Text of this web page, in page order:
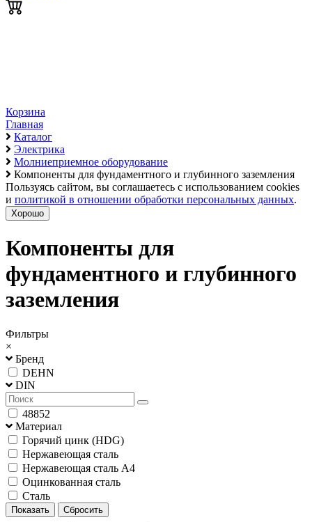
Корзина
Главная
Каталог
Электрика
Молниеприемное оборудование
Компоненты для фундаментного и глубинного заземления
Пользуясь сайтом, вы соглашаетесь с использованием cookies
и политикой в отношении обработки персональных данных.
Хорошо
Компоненты для
фундаментного и глубинного
заземления
Фильтры
×
Бренд
DEHN
DIN
48852
Материал
Горячий цинк (HDG)
Нержавеющая сталь
Нержавеющая сталь А4
Оцинкованная сталь
Сталь